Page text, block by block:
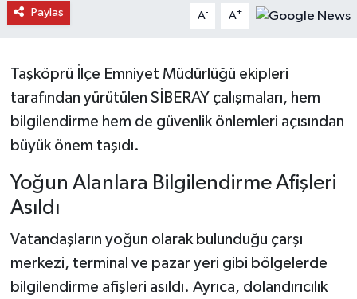
Paylaş A- A+
Taşköprü İlçe Emniyet Müdürlüğü ekipleri
tarafından yürütülen SİBERAY çalışmaları, hem
bilgilendirme hem de güvenlik önlemleri açısından
büyük önem taşıdı.
Yoğun Alanlara Bilgilendirme Afişleri
Asıldı
Vatandaşların yoğun olarak bulunduğu çarşı
merkezi, terminal ve pazar yeri gibi bölgelerde
bilgilendirme afişleri asıldı. Ayrıca, dolandırıcılık
Küre Haberleri
Merkez Haberleri
Pınarbaşı Haberleri
Şenpazar Haberleri
Seydiler Haberleri
Taşköprü Haberleri